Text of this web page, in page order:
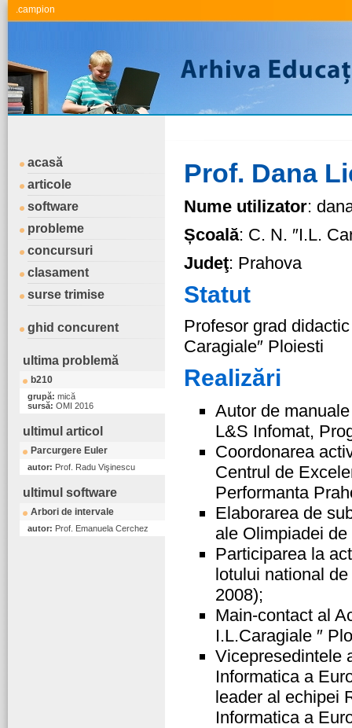
.campion
acasă
articole
software
probleme
concursuri
clasament
surse trimise
ghid concurent
ultima problemă
b210
grupă: mică
sursă: OMI 2016
ultimul articol
Parcurgere Euler
autor: Prof. Radu Vişinescu
ultimul software
Arbori de intervale
autor: Prof. Emanuela Cerchez
Prof. Dana
Nume utilizator:
Școală: C. N. ″I.L.
Judeţ: Prahova
Statut
Profesor grad
Caragiale″ Ploiesti
Realizări
Autor de
L&S Infomat,
Coordonarea
Centrul de
Performanta
Elaborarea de
ale Olimpiadei
Participarea la
lotului national
2008);
Main-contact al
I.L.Caragiale ″
Vicepresedintele
Informatica a
leader al echipei
Informatica a